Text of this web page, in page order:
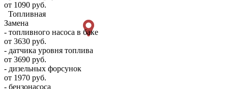
от 1090 руб.
Топливная
Замена
- топливного насоса в баке
от 3630 руб.
- датчика уровня топлива
от 3690 руб.
- дизельных форсунок
от 1970 руб.
- бензонасоса